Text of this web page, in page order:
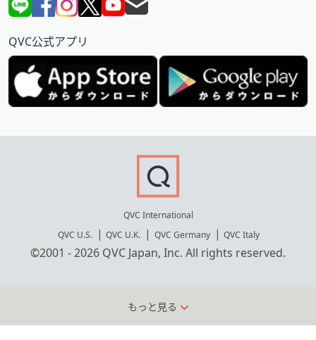
QVC公式アプリ
QVC International
QVC U.S.
QVC U.K. QVC Germany QVC Italy
©2001 - 2026 QVC Japan, Inc. All rights reserved.
もっと見る